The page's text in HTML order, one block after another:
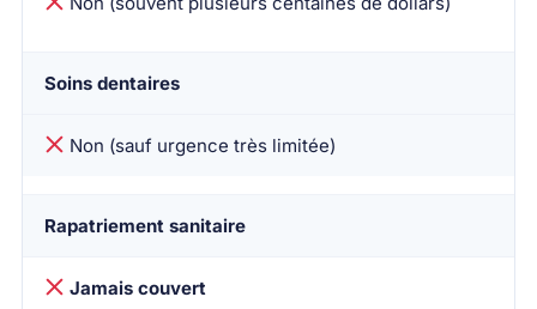
Soins dentaires
Non (sauf urgence très limitée)
Rapatriement sanitaire
Jamais couvert